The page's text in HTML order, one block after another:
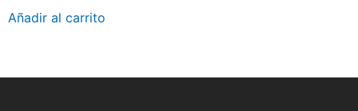
Añadir al carrito